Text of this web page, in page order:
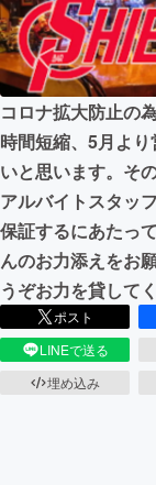
映像
ビジ
まち
コロナ拡大防止の
時間短縮、5月よ
いと思います。そ
アルバイトスタッ
保証するにあたっ
んのお力添えをお
うぞお力を貸して
ポスト
LINEで送る
埋め込み